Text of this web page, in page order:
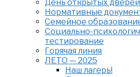
День открытых дверей
Нормативные
Семейное
Cоциально-
тестирование
Горячая линия
ЛЕТО — 2025
Наш лагерь!